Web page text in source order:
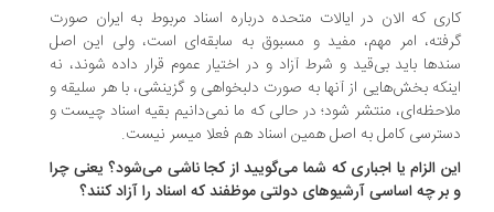
که الان در ایالات متحده درباره اسناد مربوط به ایران صورت
امر مهم، مفید و مسبوق به سابقه‌ای است، ولی این اصل
باید بی‌قید و شرط آزاد و در اختیار عموم قرار داده شوند، نه
بخش‌هایی از آنها به صورت دلبخواهی و گزینشی، با هر سلیقه و
منتشر شود؛ در حالی که ما نمی‌دانیم بقیه اسناد چیست و
کامل به اصل همین اسناد هم فعلا میسر نیست.
الزام یا اجباری که شما می‌گویید از کجا ناشی می‌شود؟ یعنی چرا
چه اساسی آرشیوهای دولتی موظفند که اسناد را آزاد کنند؟